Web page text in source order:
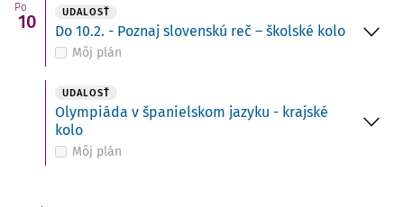
Po
10 UDALOSŤ
Do 10.2. - Poznaj slovenskú reč – školské kolo
Môj plán
UDALOSŤ
Olympiáda v španielskom jazyku - krajské
kolo
Môj plán